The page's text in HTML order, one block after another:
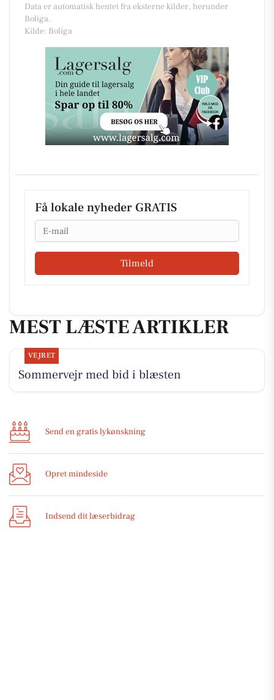
Data er automatisk hentet fra eksterne kilder, herunder
Boliga.
Kilde: Boliga
Få lokale nyheder GRATIS
Email
Tilmeld
MEST LÆSTE ARTIKLER
VEJRET
Sommervejr med bid i blæsten
Send en gratis lykønskning
Opret mindeside
Indsend dit læserbidrag